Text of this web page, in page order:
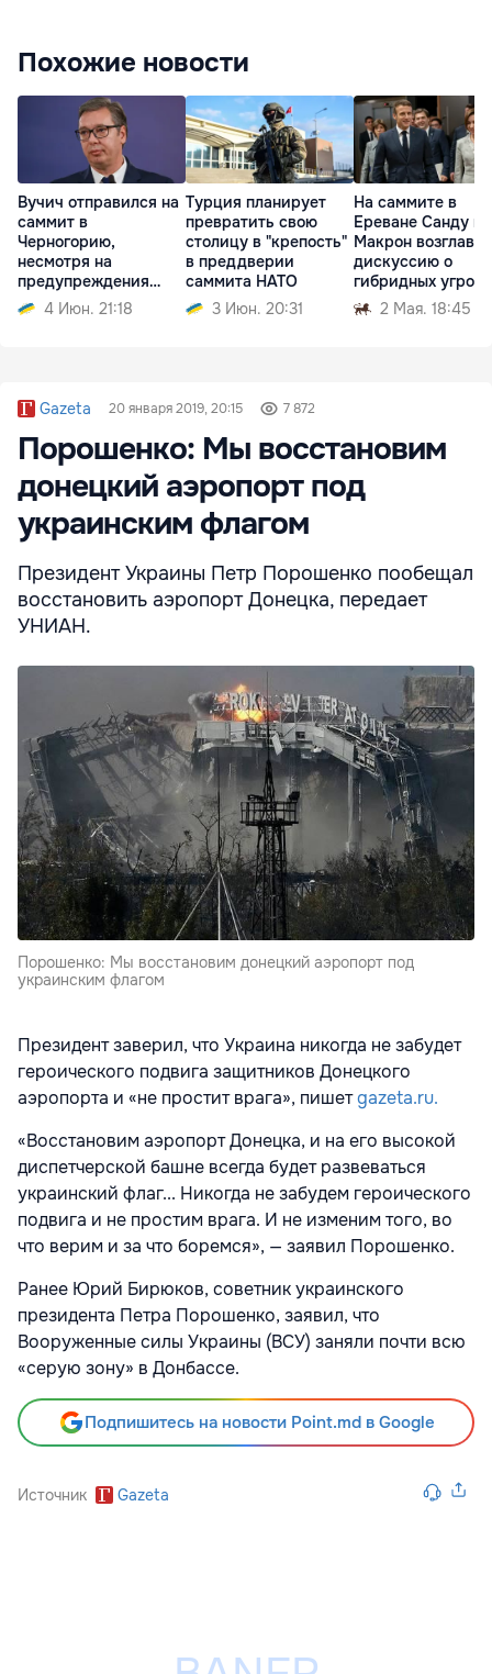
Похожие новости
Вучич отправился на
саммит в
Черногорию,
несмотря на
предупреждения
разведки
4 Июн. 21:18
Турция планирует
превратить свою
столицу в "крепость"
в преддверии
саммита НАТО
3 Июн. 20:31
На саммите в
Ереване Санду и
Макрон возглавят
дискуссию о
гибридных
2 Мая. 18:45
Gazeta 20 января 2019, 20:15 7 872
Порошенко: Мы восстановим
донецкий аэропорт под
украинским флагом
Президент Украины Петр Порошенко пообещал
восстановить аэропорт Донецка, передает
УНИАН.
Порошенко: Мы восстановим донецкий аэропорт под
украинским флагом
Президент заверил, что Украина никогда не забудет
героического подвига защитников Донецкого
аэропорта и «не простит врага», пишетgazeta.ru.
«Восстановим аэропорт Донецка, и на его высокой
диспетчерской башне всегда будет развеваться
украинский флаг... Никогда не забудем героического
подвига и не простим врага. И не изменим того, во
что верим и за что боремся», — заявил Порошенко.
Ранее Юрий Бирюков, советник украинского
президента Петра Порошенко, заявил, что
Вооруженные силы Украины (ВСУ) заняли почти всю
«серую зону» в Донбассе.
Подпишитесь на новости Point.md в Google
Источник Gazeta